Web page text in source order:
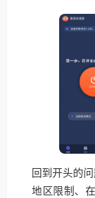
回到开头的
地区限制、